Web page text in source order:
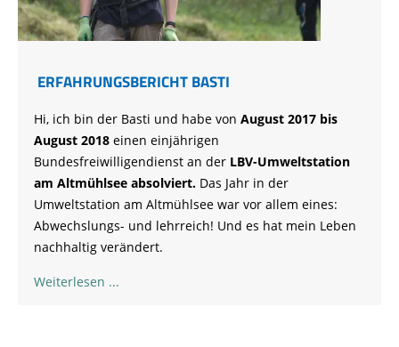
ERFAHRUNGSBERICHT BASTI
Hi, ich bin der Basti und habe von August 2017 bis
August 2018 einen einjährigen
Bundesfreiwilligendienst an der LBV-Umweltstation
am Altmühlsee absolviert. Das Jahr in der
Umweltstation am Altmühlsee war vor allem eines:
Abwechslungs- und lehrreich! Und es hat mein Leben
nachhaltig verändert.
Weiterlesen